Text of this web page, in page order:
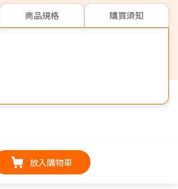
商品規格 購買須知
放入購物車